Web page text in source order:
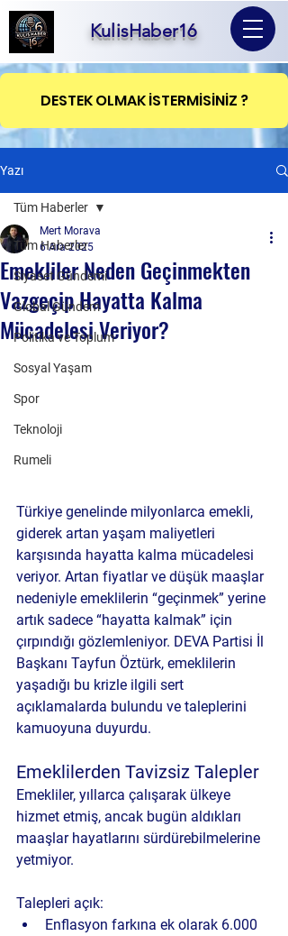
KulisHaber16
DESTEK OLMAK İSTERMİSİNİZ ?
Yazı
Tüm Haberler
Siyaset Gündemi
Global Gündem
Politika ve Toplum
Sosyal Yaşam
Spor
Teknoloji
Rumeli
Tüm Haberler
Emekliler Neden Geçinmekten
Vazgeçip Hayatta Kalma
Mücadelesi Veriyor?
Mert Morava
6 Ara 2025
Türkiye genelinde milyonlarca emekli,
giderek artan yaşam maliyetleri
karşısında hayatta kalma mücadelesi
veriyor. Artan fiyatlar ve düşük maaşlar
nedeniyle emeklilerin “geçinmek” yerine
artık sadece “hayatta kalmak” için
çırpındığı gözlemleniyor. DEVA Partisi İl
Başkanı Tayfun Öztürk, emeklilerin
yaşadığı bu krizle ilgili sert
açıklamalarda bulundu ve taleplerini
kamuoyuna duyurdu.
Emeklilerden Tavizsiz Talepler
Emekliler, yıllarca çalışarak ülkeye
hizmet etmiş, ancak bugün aldıkları
maaşlar hayatlarını sürdürebilmelerine
yetmiyor.
Talepleri açık:
Enflasyon farkına ek olarak 6.000